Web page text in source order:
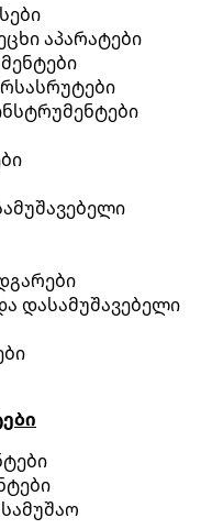
აპარატები
დასამუშავებელი